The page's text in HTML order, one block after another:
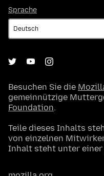
Sprache
Besuchen Sie die
gemeinnützige
Foundation.
Teile dieses Inhalts
von einzelnen
Inhalt steht unter einer